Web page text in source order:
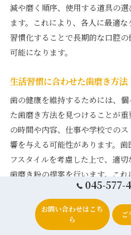
減や磨く順序、使用する道具の
ます。これにより、各人に最適な
習慣化することで長期的な口腔
可能になります。
生活習慣に合わせた歯磨き方法
歯の健康を維持するためには、
た歯磨き方法を見つけることが
の時間や内容、仕事や学校での
響を与える可能性があります。歯
フスタイルを考慮した上で、適切
歯磨き粉の提案を行います。こ
ケアが可能となり、歯の健康を
きます。さらに、個々の口腔内環
アを続けることで、虫歯や歯周
045-577-
お問い合わせはこち
ら
ご